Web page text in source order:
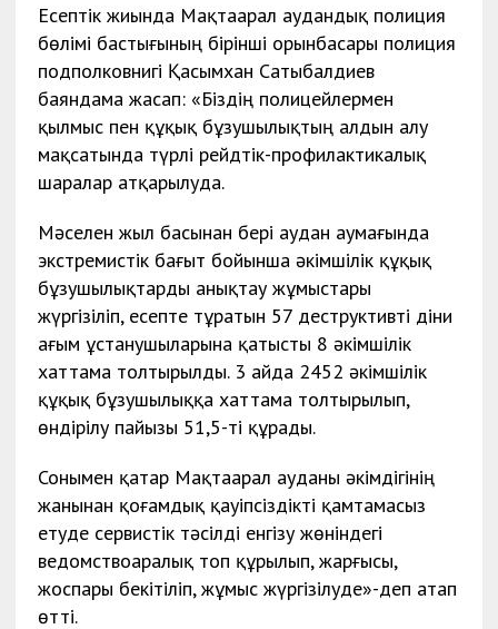
Есептік жиында Мақтаарал аудандық полиция
бөлімі бастығының бірінші орынбасары полиция
подполковнигі Қасымхан Сатыбалдиев
баяндама жасап: «Біздің полицейлермен
қылмыс пен құқық бұзушылықтың алдын алу
мақсатында түрлі рейдтік-профилактикалық
шаралар атқарылуда.
Мәселен жыл басынан бері аудан аумағында
экстремистік бағыт бойынша әкімшілік құқық
бұзушылықтарды анықтау жұмыстары
жүргізіліп, есепте тұратын 57 деструктивті діни
ағым ұстанушыларына қатысты 8 әкімшілік
хаттама толтырылды. 3 айда 2452 әкімшілік
құқық бұзушылыққа хаттама толтырылып,
өндірілу пайызы 51,5-ті құрады.
Сонымен қатар Мақтаарал ауданы әкімдігінің
жанынан қоғамдық қауіпсіздікті қамтамасыз
етуде сервистік тәсілді енгізу жөніндегі
ведомствоаралық топ құрылып, жарғысы,
жоспары бекітіліп, жұмыс жүргізілуде»-деп атап
өтті.